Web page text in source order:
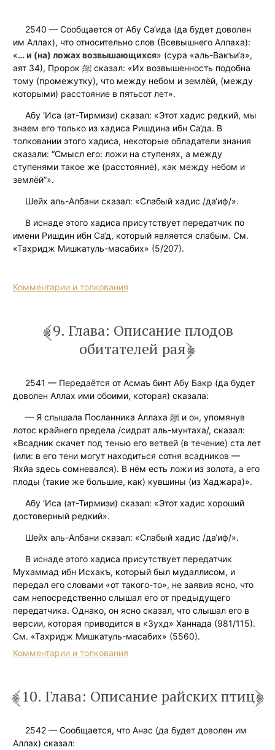
2540 — Сообщается от Абу Са‘ида (да будет доволен
им Аллах), что относительно слов (Всевышнего Аллаха):
«… и (на) ложах возвышающихся» (сура «аль-Вакъи‘а»,
аят 34), Пророк ﷺ сказал: «Их возвышенность подобна
тому (промежутку), что между небом и землёй, (между
которыми) расстояние в пятьсот лет».
Абу ‘Иса (ат-Тирмизи) сказал: «Этот хадис редкий, мы
знаем его только из хадиса Ришдина ибн Са‘да. В
толковании этого хадиса, некоторые обладатели знания
сказали: “Смысл его: ложи на ступенях, а между
ступенями такое же (расстояние), как между небом и
землёй”».
Шейх аль-Албани сказал: «Слабый хадис /да‘иф/».
В иснаде этого хадиса присутствует передатчик по
имени Ришдин ибн Са‘д, который является слабым. См.
«Тахридж Мишкатуль-масабих» (5/207).
Комментарии и толкования
9. Глава: Описание плодов
обитателей рая
2541 — Передаётся от Асмаъ бинт Абу Бакр (да будет
доволен Аллах ими обоими, которая) сказала:
— Я слышала Посланника Аллаха ﷺ и он, упомянув
лотос крайнего предела /сидрат аль-мунтаха/, сказал:
«Всадник скачет под тенью его ветвей (в течение) ста лет
(или: в его тени могут находиться сотня всадников —
Яхйа здесь сомневался). В нём есть ложи из золота, а его
плоды (такие же большие, как) кувшины (из Хаджара)».
Абу ‘Иса (ат-Тирмизи) сказал: «Этот хадис хороший
достоверный редкий».
Шейх аль-Албани сказал: «Слабый хадис /да‘иф/».
В иснаде этого хадиса присутствует передатчик
Мухаммад ибн Исхакъ, который был мудаллисом, и
передал его словами «от такого-то», не заявив ясно, что
сам непосредственно слышал его от предыдущего
передатчика. Однако, он ясно сказал, что слышал его в
версии, которая приводится в «Зухд» Ханнада (981/115).
См. «Тахридж Мишкатуль-масабих» (5560).
Комментарии и толкования
10. Глава: Описание райских птиц
2542 — Сообщается, что Анас (да будет доволен им
Аллах) сказал: